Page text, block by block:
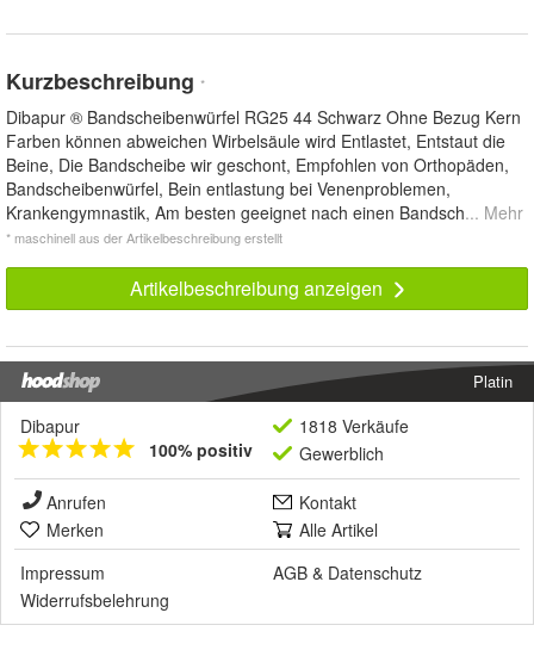
Kurzbeschreibung *
Dibapur ® Bandscheibenwürfel RG25 44 Schwarz Ohne Bezug Kern
Farben können abweichen Wirbelsäule wird Entlastet, Entstaut die
Beine, Die Bandscheibe wir geschont, Empfohlen von Orthopäden,
Bandscheibenwürfel, Bein entlastung bei Venenproblemen,
Krankengymnastik, Am besten geeignet nach einen Bandsch... Mehr
* maschinell aus der Artikelbeschreibung erstellt
Artikelbeschreibung anzeigen
Platin
Dibapur
100% positiv
1818 Verkäufe
Gewerblich
Anrufen
Kontakt
Merken
Alle Artikel
Impressum
AGB & Datenschutz
Widerrufsbelehrung